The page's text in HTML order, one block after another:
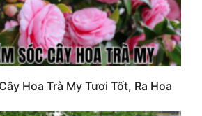
Hoa Trà My Tươi Tốt, Ra Hoa